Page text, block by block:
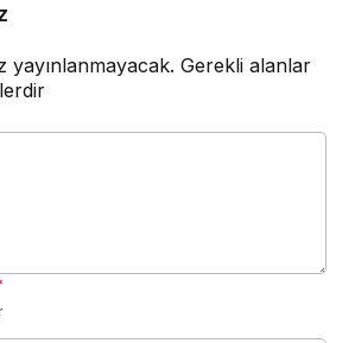
yayınlanmayacak. Gerekli alanlar